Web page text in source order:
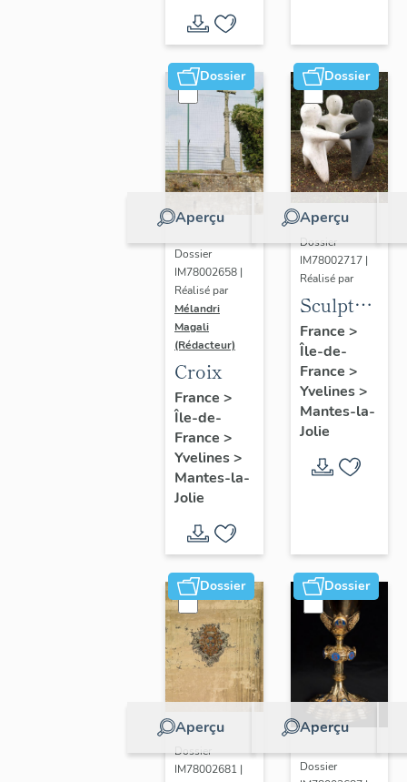
Dossier
Aperçu
Dossier
IM78002658 |
Réalisé par
Mélandri
Magali
(Rédacteur)
Croix
France >
Île-de-
France >
Yvelines>
Mantes-la-
Jolie
Dossier
Aperçu
Dossier
IM78002717 |
Réalisé par
Sculpture
: la
Ronde
France >
Île-de-
France >
Yvelines>
Mantes-la-
Jolie
Dossier
Aperçu
Dossier
IM78002681 |
Dossier
Aperçu
Dossier